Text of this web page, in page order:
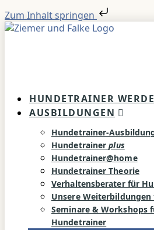
Zum Inhalt springen
HUNDETRAINER
AUSBILDUNGEN
Hundetrainer-
Hundetrainerplus
Hundetrainer@home
Hundetrainer Theorie
Verhaltensberater für
Unsere
Seminare & Workshops
Hundetrainer